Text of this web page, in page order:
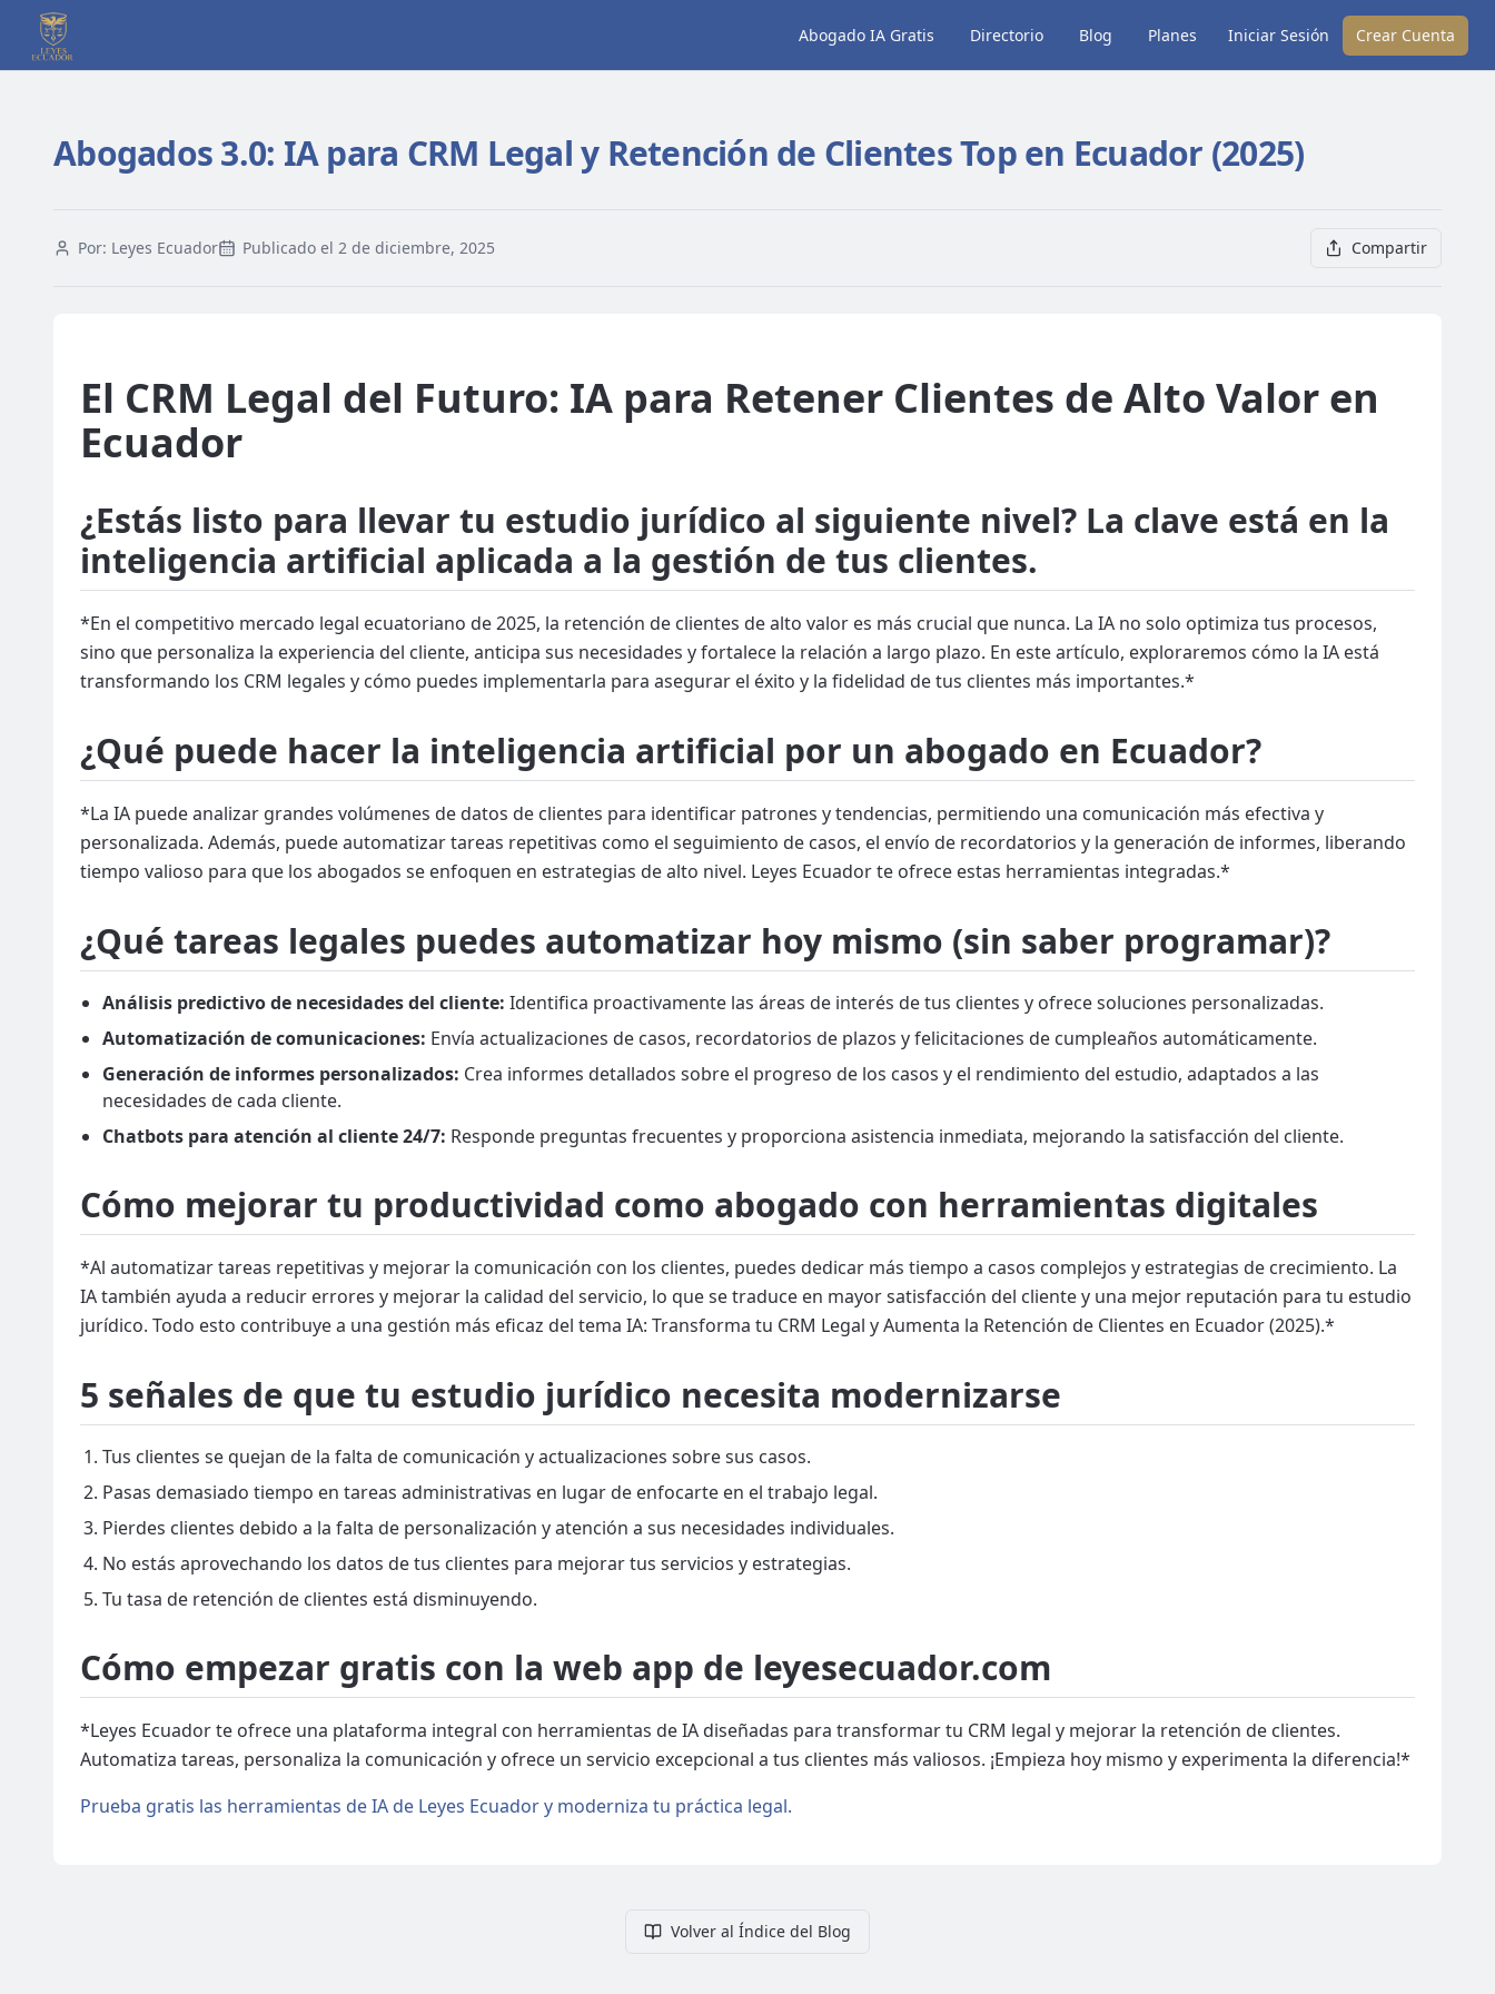
Abogado IA Gratis Directorio Blog Planes Iniciar Sesión Crear Cuenta
Abogados 3.0: IA para CRM Legal y Retención de Clientes Top en Ecuador (2025)
Por: Leyes Ecuador Publicado el 2 de diciembre, 2025 Compartir
El CRM Legal del Futuro: IA para Retener Clientes de Alto Valor en
Ecuador
¿Estás listo para llevar tu estudio jurídico al siguiente nivel? La clave está en la
inteligencia artificial aplicada a la gestión de tus clientes.
*En el competitivo mercado legal ecuatoriano de 2025, la retención de clientes de alto valor es más crucial que nunca. La IA no solo optimiza tus procesos,
sino que personaliza la experiencia del cliente, anticipa sus necesidades y fortalece la relación a largo plazo. En este artículo, exploraremos cómo la IA está
transformando los CRM legales y cómo puedes implementarla para asegurar el éxito y la fidelidad de tus clientes más importantes.*
¿Qué puede hacer la inteligencia artificial por un abogado en Ecuador?
*La IA puede analizar grandes volúmenes de datos de clientes para identificar patrones y tendencias, permitiendo una comunicación más efectiva y
personalizada. Además, puede automatizar tareas repetitivas como el seguimiento de casos, el envío de recordatorios y la generación de informes, liberando
tiempo valioso para que los abogados se enfoquen en estrategias de alto nivel. Leyes Ecuador te ofrece estas herramientas integradas.*
¿Qué tareas legales puedes automatizar hoy mismo (sin saber programar)?
Análisis predictivo de necesidades del cliente: Identifica proactivamente las áreas de interés de tus clientes y ofrece soluciones personalizadas.
Automatización de comunicaciones: Envía actualizaciones de casos, recordatorios de plazos y felicitaciones de cumpleaños automáticamente.
Generación de informes personalizados: Crea informes detallados sobre el progreso de los casos y el rendimiento del estudio, adaptados a las
necesidades de cada cliente.
Chatbots para atención al cliente 24/7: Responde preguntas frecuentes y proporciona asistencia inmediata, mejorando la satisfacción del cliente.
Cómo mejorar tu productividad como abogado con herramientas digitales
*Al automatizar tareas repetitivas y mejorar la comunicación con los clientes, puedes dedicar más tiempo a casos complejos y estrategias de crecimiento. La
IA también ayuda a reducir errores y mejorar la calidad del servicio, lo que se traduce en mayor satisfacción del cliente y una mejor reputación para tu estudio
jurídico. Todo esto contribuye a una gestión más eficaz del tema IA: Transforma tu CRM Legal y Aumenta la Retención de Clientes en Ecuador (2025).*
5 señales de que tu estudio jurídico necesita modernizarse
Tus clientes se quejan de la falta de comunicación y actualizaciones sobre sus casos.
Pasas demasiado tiempo en tareas administrativas en lugar de enfocarte en el trabajo legal.
Pierdes clientes debido a la falta de personalización y atención a sus necesidades individuales.
No estás aprovechando los datos de tus clientes para mejorar tus servicios y estrategias.
Tu tasa de retención de clientes está disminuyendo.
Cómo empezar gratis con la web app de leyesecuador.com
*Leyes Ecuador te ofrece una plataforma integral con herramientas de IA diseñadas para transformar tu CRM legal y mejorar la retención de clientes.
Automatiza tareas, personaliza la comunicación y ofrece un servicio excepcional a tus clientes más valiosos. ¡Empieza hoy mismo y experimenta la diferencia!*
Prueba gratis las herramientas de IA de Leyes Ecuador y moderniza tu práctica legal.
Volver al Índice del Blog